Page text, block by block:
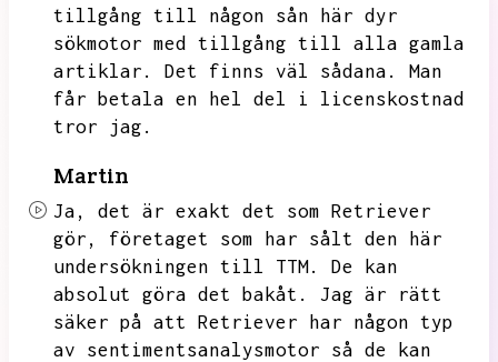
tillgång till någon sån här dyr
sökmotor med tillgång till alla gamla
artiklar.
Det finns väl sådana.
Man
får betala en hel del i licenskostnad
tror jag.
Martin
Ja,
det är exakt det som Retriever
gör,
företaget som har sålt den här
undersökningen till TTM.
De kan
absolut göra det bakåt.
Jag är rätt
säker på att Retriever har någon typ
av sentimentsanalysmotor så de kan